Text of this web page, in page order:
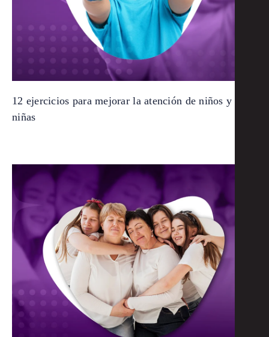
12 ejercicios para mejorar la atención de niños y
niñas